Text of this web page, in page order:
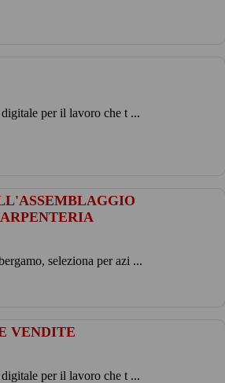
per il lavoro che t ...
seleziona per azi ...
VENDITE
per il lavoro che t ...